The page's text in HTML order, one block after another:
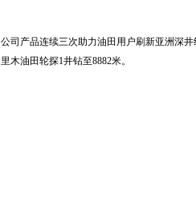
公司产品连续三次助力油田用户刷新亚洲深
里木油田轮探1井钻至8882米。